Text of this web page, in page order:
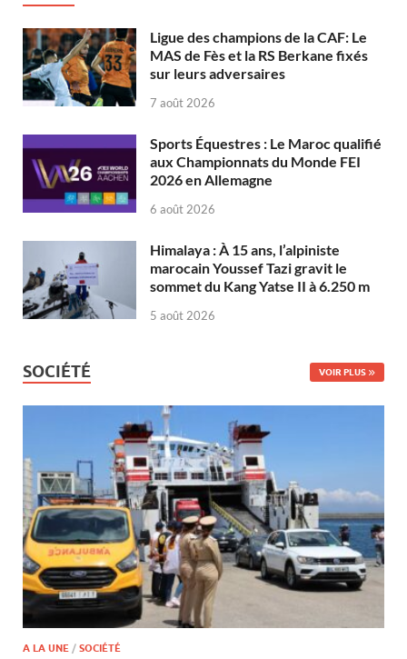
Ligue des champions de la CAF: Le
MAS de Fès et la RS Berkane fixés
sur leurs adversaires
7 août 2026
Sports Équestres : Le Maroc qualifié
aux Championnats du Monde FEI
2026 en Allemagne
6 août 2026
Himalaya : À 15 ans, l’alpiniste
marocain Youssef Tazi gravit le
sommet du Kang Yatse II à 6.250 m
5 août 2026
SOCIÉTÉ VOIR PLUS
A LA UNE / SOCIÉTÉ